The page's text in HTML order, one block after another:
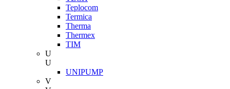
Teplocom
Termica
Therma
Thermex
TIM
U
U
UNIPUMP
V